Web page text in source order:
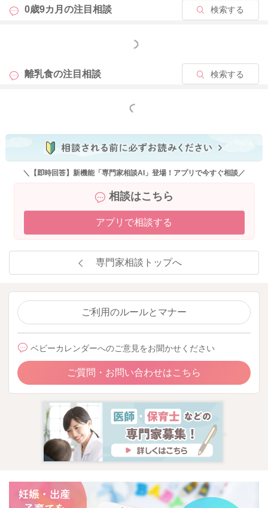
0歳9カ月の注目相談 検索する
もっと見る
離乳食の注目相談 検索する
もっと見る
＼【即時回答】新機能「専門家相談AI」登場！アプリで今すぐ相談／
相談はこちら
アプリで相談する
専門家相談トップへ
ご利用のルールとマナー
ベビーカレンダーへのご意見をお聞かせください
ご質問・お問い合わせはこちら